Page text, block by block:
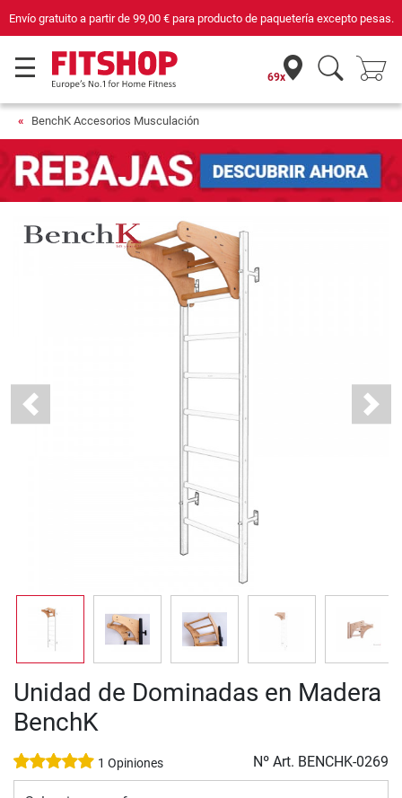
Envío gratuito a partir de 99,00 €para producto de paquetería excepto pesas.
69x
BenchK Accesorios Musculación
Previous Next
Unidad de Dominadas en Madera
BenchK
1 Opiniones Nº Art. BENCHK-0269